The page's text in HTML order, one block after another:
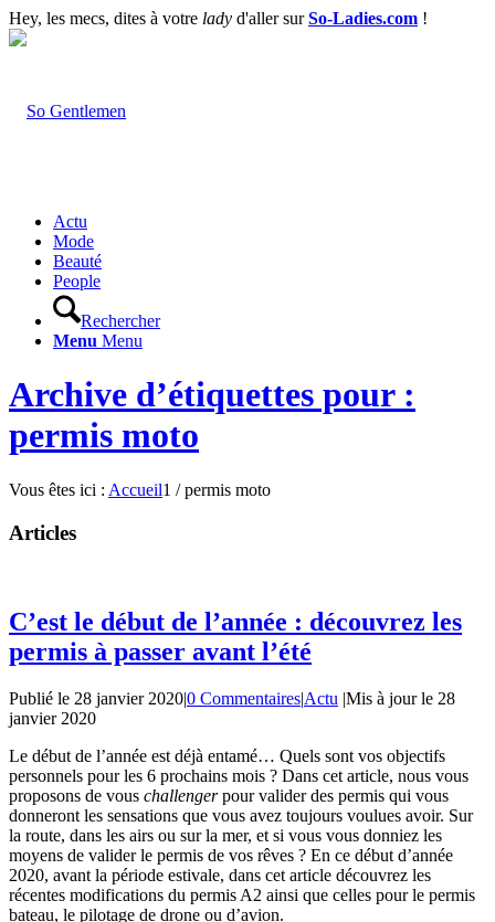
Hey, les mecs, dites à votre lady d'aller surSo-Ladies.com !
Actu
Mode
Beauté
People
Rechercher
Menu Menu
Archive d’étiquettes pour :
permis moto
Vous êtes ici : Accueil1 / permis moto
Articles
C’est le début de l’année : découvrez les
permis à passer avant l’été
Publié le 28 janvier 2020|0 Commentaires|Actu |Mis à jour le 28
janvier 2020
Le début de l’année est déjà entamé… Quels sont vos objectifs
personnels pour les 6 prochains mois ? Dans cet article, nous vous
proposons de vous challengerpour valider des permis qui vous
donneront les sensations que vous avez toujours voulues avoir. Sur
la route, dans les airs ou sur la mer, et si vous vous donniez les
moyens de valider le permis de vos rêves ? En ce début d’année
2020, avant la période estivale, dans cet article découvrez les
récentes modifications du permis A2 ainsi que celles pour le permis
bateau, le pilotage de drone ou d’avion.